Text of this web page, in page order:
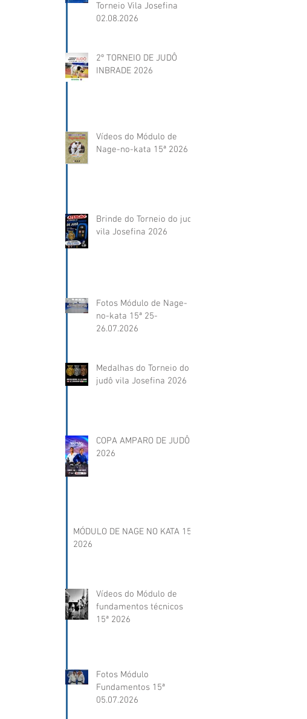
Torneio Vila Josefina
02.08.2026
2º TORNEIO DE JUDÔ
INBRADE 2026
Vídeos do Módulo de
Nage-no-kata 15ª 2026
Brinde do Torneio do judô
vila Josefina 2026
Fotos Módulo de Nage-
no-kata 15ª 25-
26.07.2026
Medalhas do Torneio do
judô vila Josefina 2026
COPA AMPARO DE JUDÔ
2026
MÓDULO DE NAGE NO KATA 15ª
2026
Vídeos do Módulo de
fundamentos técnicos
15ª 2026
Fotos Módulo
Fundamentos 15ª
05.07.2026